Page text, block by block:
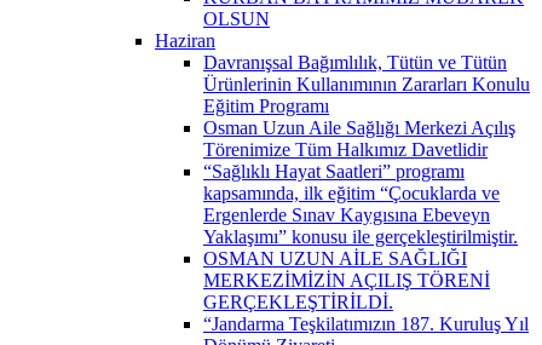
OLSUN
Haziran
Davranışsal Bağımlılık, Tütün ve Tütün
Ürünlerinin Kullanımının Zararları Konulu
Eğitim Programı
Osman Uzun Aile Sağlığı Merkezi Açılış
Törenimize Tüm Halkımız Davetlidir
“Sağlıklı Hayat Saatleri” programı
kapsamında, ilk eğitim “Çocuklarda ve
Ergenlerde Sınav Kaygısına Ebeveyn
Yaklaşımı” konusu ile gerçekleştirilmiştir.
OSMAN UZUN AİLE SAĞLIĞI
MERKEZİMİZİN AÇILIŞ TÖRENİ
GERÇEKLEŞTİRİLDİ.
“Jandarma Teşkilatımızın 187. Kuruluş Yıl